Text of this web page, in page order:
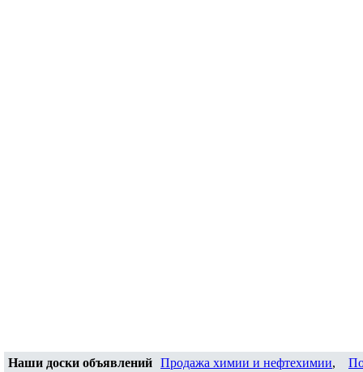
Наши доски объявлений Продажа химии и нефтехимии,